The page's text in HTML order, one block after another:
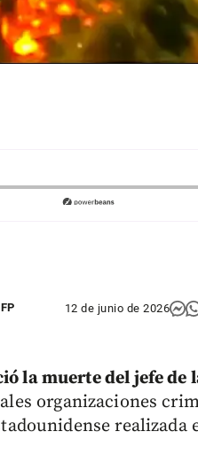
12 de junio de 2026
la muerte del jefe de
organizaciones
realizada